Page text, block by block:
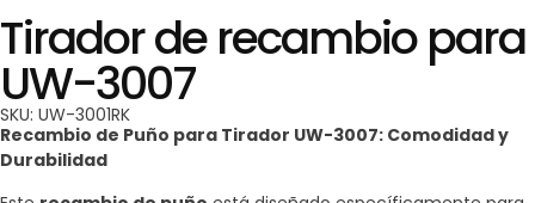
Tirador de recambio para
UW-3007
SKU: UW-3001RK
Recambio de Puño para Tirador UW-3007: Comodidad y
Durabilidad